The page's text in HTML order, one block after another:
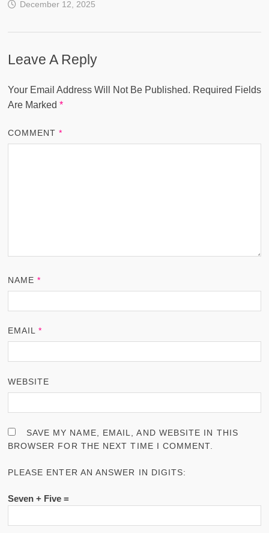
December 12, 2025
Leave A Reply
Your Email Address Will Not Be Published. Required Fields
Are Marked *
COMMENT*
NAME*
EMAIL*
WEBSITE
SAVE MY NAME, EMAIL, AND WEBSITE IN THIS
BROWSER FOR THE NEXT TIME I COMMENT.
PLEASE ENTER AN ANSWER IN DIGITS:
Seven + Five =